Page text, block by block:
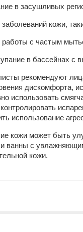
в засушливых
кожи,
работы с частым
в бассейнах с
рекомендуют
дискомфорта,
использовать
контролировать
использование
кожи может быть
ванны с
кожи.